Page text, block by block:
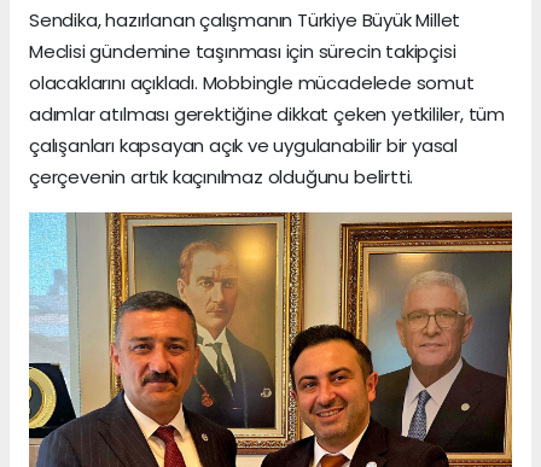
Sendika, hazırlanan çalışmanın Türkiye Büyük Millet
Meclisi gündemine taşınması için sürecin takipçisi
olacaklarını açıkladı. Mobbingle mücadelede somut
adımlar atılması gerektiğine dikkat çeken yetkililer, tüm
çalışanları kapsayan açık ve uygulanabilir bir yasal
çerçevenin artık kaçınılmaz olduğunu belirtti.